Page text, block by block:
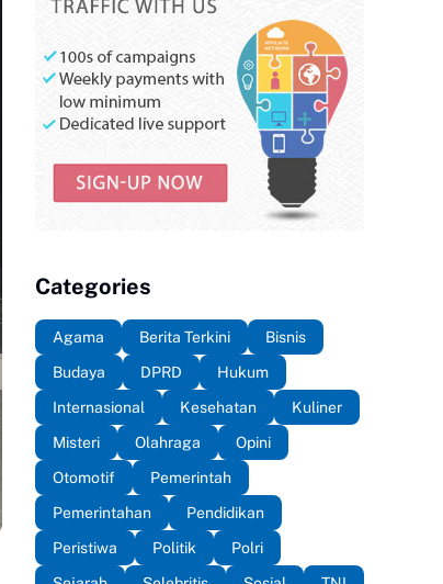
Categories
Agama Berita Terkini
Bisnis
Budaya
DPRD
Hukum
Internasional
Kesehatan
Kuliner
Misteri
Olahraga
Opini
Otomotif
Pemerintah
Pemerintahan
Pendidikan
Peristiwa
Politik
Polri